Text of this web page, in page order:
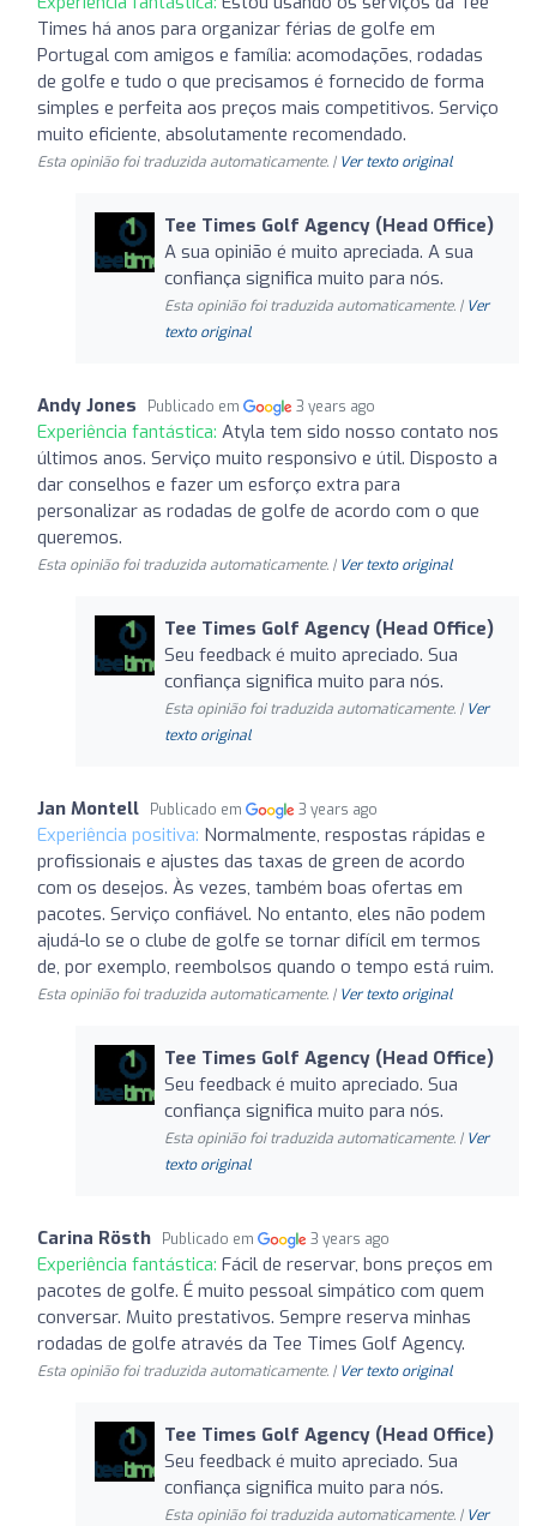
Times há anos para organizar férias de golfe em
Portugal com amigos e família: acomodações, rodadas
de golfe e tudo o que precisamos é fornecido de forma
simples e perfeita aos preços mais competitivos. Serviço
muito eficiente, absolutamente recomendado.
Esta opinião foi traduzida automaticamente. | Ver texto original
Tee Times Golf Agency (Head Office)
A sua opinião é muito apreciada. A sua
confiança significa muito para nós.
Esta opinião foi traduzida automaticamente. | Ver
texto original
Andy Jones Publicado em 3 years ago
Experiência fantástica: Atyla tem sido nosso contato nos
últimos anos. Serviço muito responsivo e útil. Disposto a
dar conselhos e fazer um esforço extra para
personalizar as rodadas de golfe de acordo com o que
queremos.
Esta opinião foi traduzida automaticamente. | Ver texto original
Tee Times Golf Agency (Head Office)
Seu feedback é muito apreciado. Sua
confiança significa muito para nós.
Esta opinião foi traduzida automaticamente. | Ver
texto original
Jan Montell Publicado em 3 years ago
Experiência positiva: Normalmente, respostas rápidas e
profissionais e ajustes das taxas de green de acordo
com os desejos. Às vezes, também boas ofertas em
pacotes. Serviço confiável. No entanto, eles não podem
ajudá-lo se o clube de golfe se tornar difícil em termos
de, por exemplo, reembolsos quando o tempo está ruim.
Esta opinião foi traduzida automaticamente. | Ver texto original
Tee Times Golf Agency (Head Office)
Seu feedback é muito apreciado. Sua
confiança significa muito para nós.
Esta opinião foi traduzida automaticamente. | Ver
texto original
Carina Rösth Publicado em 3 years ago
Experiência fantástica: Fácil de reservar, bons preços em
pacotes de golfe. É muito pessoal simpático com quem
conversar. Muito prestativos. Sempre reserva minhas
rodadas de golfe através da Tee Times Golf Agency.
Esta opinião foi traduzida automaticamente. | Ver texto original
Tee Times Golf Agency (Head Office)
Seu feedback é muito apreciado. Sua
confiança significa muito para nós.
Esta opinião foi traduzida automaticamente. | Ver